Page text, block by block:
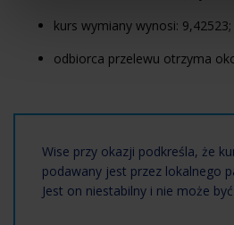
kurs wymiany wynosi: 9,42523;
odbiorca przelewu otrzyma
Wise przy okazji podkreśla, że
podawany jest przez lokalnego
Jest on niestabilny i nie może